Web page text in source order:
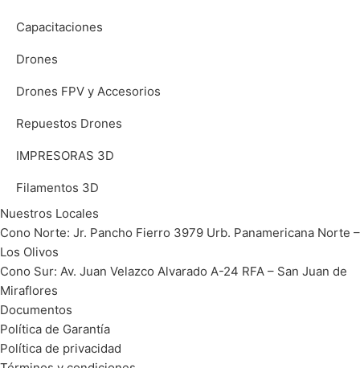
Capacitaciones
Drones
Drones FPV y Accesorios
Repuestos Drones
IMPRESORAS 3D
Filamentos 3D
Nuestros Locales
Cono Norte: Jr. Pancho Fierro 3979 Urb. Panamericana Norte –
Los Olivos
Cono Sur: Av. Juan Velazco Alvarado A-24 RFA – San Juan de
Miraflores
Documentos
Política de Garantía
Política de privacidad